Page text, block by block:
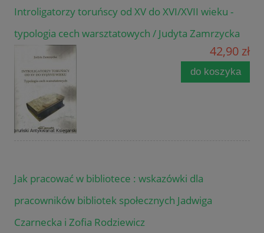
Introligatorzy toruńscy od XV do XVI/XVII wieku -
typologia cech warsztatowych / Judyta Zamrzycka
42,90 zł
do koszyka
Jak pracować w bibliotece : wskazówki dla
pracowników bibliotek społecznych Jadwiga
Czarnecka i Zofia Rodziewicz